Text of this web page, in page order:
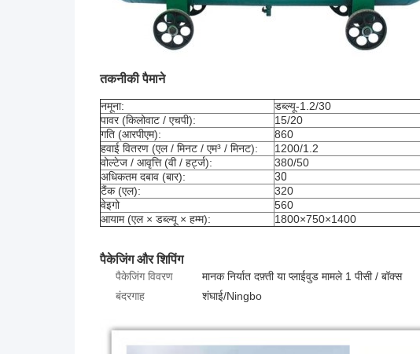
तकनीकी पैमाने
नमूना:
डब्ल्यू-1.2/30
पावर (किलोवाट / एचपी):
15/20
गति (आरपीएम):
860
हवाई वितरण (एल / मिनट / एम³ / मिनट):
1200/1.2
वोल्टेज / आवृत्ति (वी / हर्ट्ज):
380/50
अधिकतम दबाव (बार):
30
टैंक (एल):
320
वेइगो
560
आयाम (एल × डब्ल्यू × हम्म):
1800×750×1400
पैकेजिंग और शिपिंग
पैकेजिंग विवरण
मानक निर्यात दफ़्ती या प्लाईवुड मामले 1 पीसी / बॉक्स
बंदरगाह
शंघाई/Ningbo